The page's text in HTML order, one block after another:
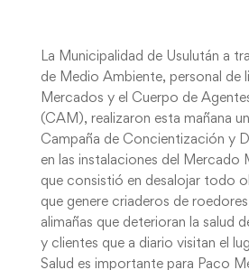
La Municipalidad de Usulután a
de Medio Ambiente, personal de
Mercados y el Cuerpo de
(CAM), realizaron esta mañana
Campaña de Concientización y
en las instalaciones del Mercado
que consistió en desalojar todo
que genere criaderos de
alimañas que deterioran la salud
y clientes que a diario visitan el
Salud es importante para Paco